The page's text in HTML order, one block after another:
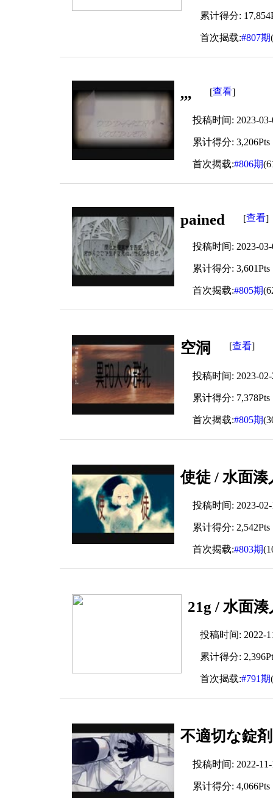
累计得分:
首次揭载:#807期
,,, [查看]
投稿时间: 2023-03-
累计得分: 3,206Pts
首次揭载:#806期
pained [查看]
投稿时间: 2023-03-
累计得分: 3,601Pts
首次揭载:#805期
空洞 [查看]
投稿时间: 2023-02-
累计得分: 7,378Pts
首次揭载:#805期
使徒 / 水面
投稿时间: 2023-02-
累计得分: 2,542Pts
首次揭载:#803期
21g / 水面
投稿时间: 2022-
累计得分:
首次揭载:#791期
不適切な錠
投稿时间: 2022-11-
累计得分: 4,066Pts